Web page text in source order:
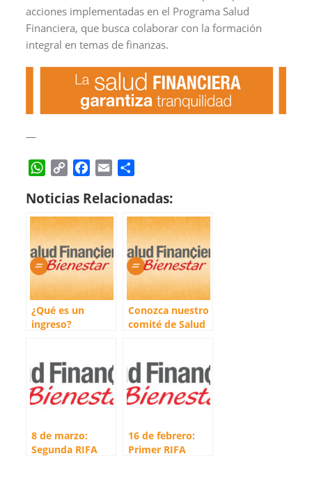
acciones implementadas en el Programa Salud
Financiera, que busca colaborar con la formación
integral en temas de finanzas.
—
W
a
t
s
A
p
p
p
y
L
i
n
k
c
e
b
o
o
k
a
i
l
m
p
a
r
t
i
r
Noticias Relacionadas:
¿Qué es un
ingreso?
Conozca nuestro
comité de Salud
8 de marzo:
Segunda RIFA
16 de febrero:
Primer RIFA